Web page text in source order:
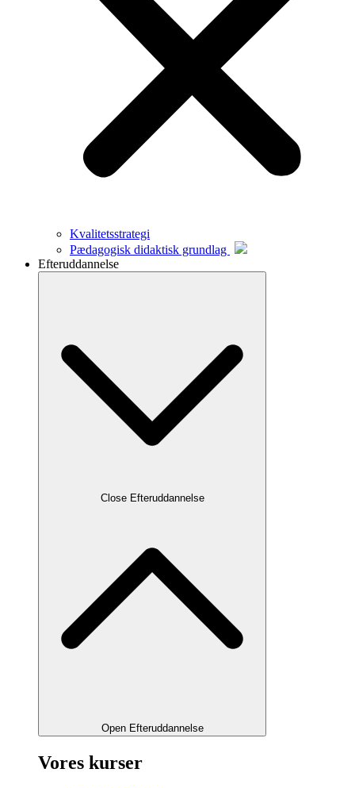
Kvalitetsstrategi
Pædagogisk didaktisk grundlag
Efteruddannelse
Close Efteruddannelse
Open Efteruddannelse
Vores kurser